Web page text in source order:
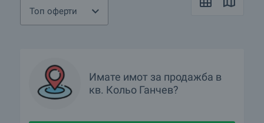
Топ оферти
Имате имот за продажба в
кв. Кольо Ганчев?